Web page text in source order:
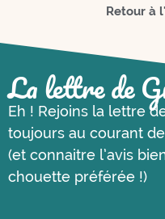
Retour à
La lettre de
Eh ! Rejoins la lettre
toujours au courant
(et connaitre l’avis
chouette préférée !)